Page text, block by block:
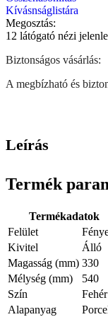
Kívásnságlistára
Megosztás:
12 látógató nézi
Biztonságos vásárlás:
A megbízható és
Leírás
Termék
Termékadatok
Felület
Kivitel
Álló
Magasság (mm) 330
Mélység (mm)
540
Szín
Fehér
Alapanyag